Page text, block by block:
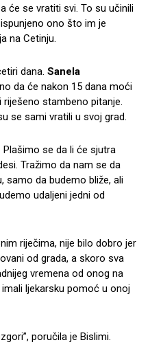
će se vratiti svi. To su učinili
ono što im je
na Cetinju.
dana. Sanela
da će nakon 15 dana moći
stambeno pitanje.
se sami vratili u svoj grad.
Plašimo se da li će sjutra
Tražimo da nam se da
samo da budemo bliže, ali
udaljeni jedni od
riječima, nije bilo dobro jer
od grada, a skoro sva
vremena od onog na
ljekarsku pomoć u onoj
poručila je Bislimi.